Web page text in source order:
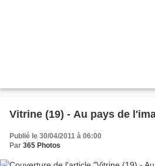
Vitrine (19) - Au pays de
Publié le 30/04/2011 à 06:00
Par 365 Photos